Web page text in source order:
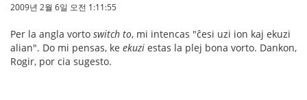
2009년 2월 6일 오전 1:11:55
Per la angla vorto switch to, mi intencas "ĉesi uzi ion kaj ekuzi
alian". Do mi pensas, ke ekuzi estas la plej bona vorto. Dankon,
Rogir, por cia sugesto.